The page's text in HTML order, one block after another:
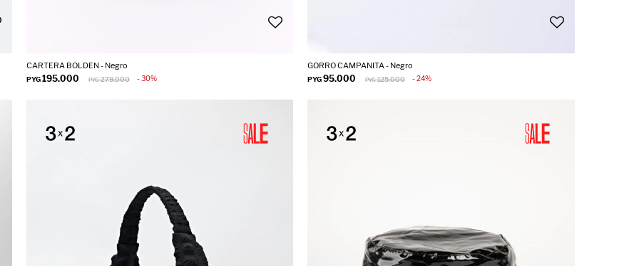
CARTERA BOLDEN - Negro
PYG 195.000 PYG 279.000 30
GORRO CAMPANITA - Negro
PYG 95.000 PYG 125.000 24